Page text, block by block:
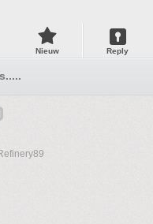
Nieuw Reply